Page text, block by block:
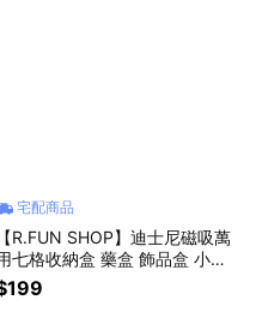
宅配商品
【R.FUN SHOP】迪士尼磁吸萬
七格收納盒 藥盒 飾品盒 小物
納 旅遊 維尼 米奇 史迪奇 奇奇
蒂 CA983